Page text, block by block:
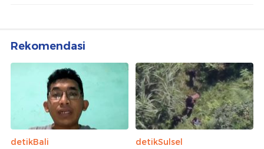
Rekomendasi
detikBali
detikSulsel